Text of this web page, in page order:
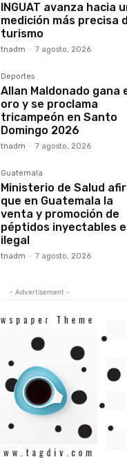
INGUAT avanza hacia
medición más precisa
turismo
tnadm - 7 agosto, 2026
Deportes
Allan Maldonado gana
oro y se proclama
tricampeón en Santo
Domingo 2026
tnadm - 7 agosto, 2026
Guatemala
Ministerio de Salud
que en Guatemala la
venta y promoción de
péptidos inyectables
ilegal
tnadm - 7 agosto, 2026
- Advertisement -